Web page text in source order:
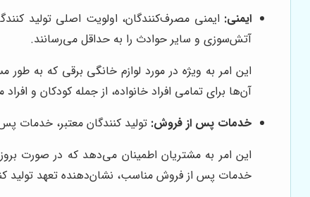
ایمنی: ایمنی مصرف‌کنندگان، اولویت اصلی تولید
آتش‌سوزی و سایر حوادث را به حداقل می‌رسانند.
این امر به ویژه در مورد لوازم خانگی برقی که به
آن‌ها برای تمامی افراد خانواده، از جمله کودکان و
خدمات پس از فروش: تولید کنندگان معتبر، خدمات
این امر به مشتریان اطمینان می‌دهد که در صورت
خدمات پس از فروش مناسب، نشان‌دهنده تعهد